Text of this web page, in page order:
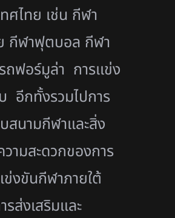
ศไทย เช่น กีฬา
กีฬาฟุตบอล กีฬา
ฟอร์มูล่า การเเข่ง
อีกทั้งรวมไปการ
สนามกีฬาและสิ่ง
ามสะดวกของการ
งขันกีฬาภายใต้
รส่งเสริมและ